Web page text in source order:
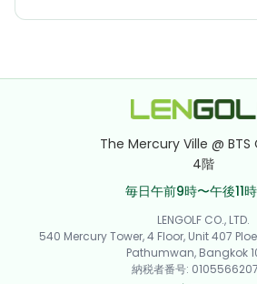
The Mercury Ville @
4階
毎日午前9時〜午後11
LENGOLF CO., LTD.
540 Mercury Tower, 4 Floor, Unit 407
Pathumwan, Bangkok
納税者番号: